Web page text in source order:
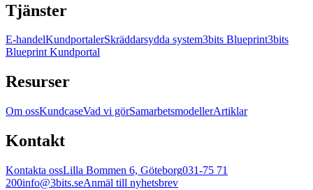
Tjänster
E-handelKundportalerSkräddarsydda system3bits Blueprint3bits
Blueprint Kundportal
Resurser
Om ossKundcaseVad vi görSamarbetsmodellerArtiklar
Kontakt
Kontakta ossLilla Bommen 6, Göteborg031-75 71
200info@3bits.seAnmäl till nyhetsbrev